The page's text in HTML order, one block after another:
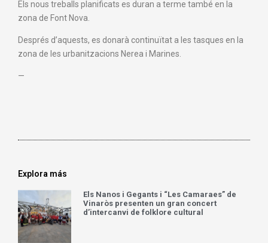
Els nous treballs planificats es duran a terme també en la
zona de Font Nova.
Després d’aquests, es donarà continuïtat a les tasques en la
zona de les urbanitzacions Nerea i Marines.
—
Explora más
Els Nanos i Gegants i “Les Camaraes” de
Vinaròs presenten un gran concert
d’intercanvi de folklore cultural